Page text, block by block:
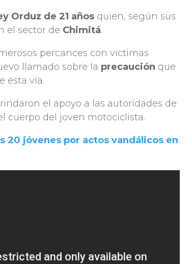
Orduz de 21 años quien, según sus
el sector de Chimitá.
percances con victimas
llamado sobre la precaución que
esta vía.
el apoyo a las autoridades de
cuerpo del joven motociclista.
20 jóvenes por actos vandálicos en